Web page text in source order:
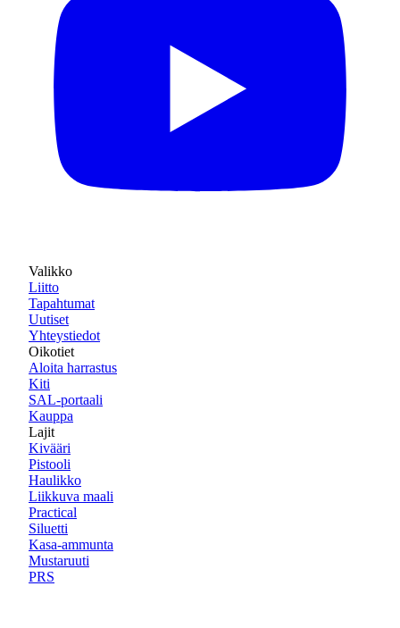
Valikko
Liitto
Tapahtumat
Uutiset
Yhteystiedot
Oikotiet
Aloita harrastus
Kiti
SAL-portaali
Kauppa
Lajit
Kivääri
Pistooli
Haulikko
Liikkuva maali
Practical
Siluetti
Kasa-ammunta
Mustaruuti
PRS